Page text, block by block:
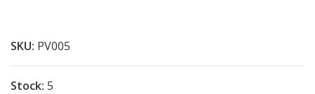
SKU: PV005
Stock: 5